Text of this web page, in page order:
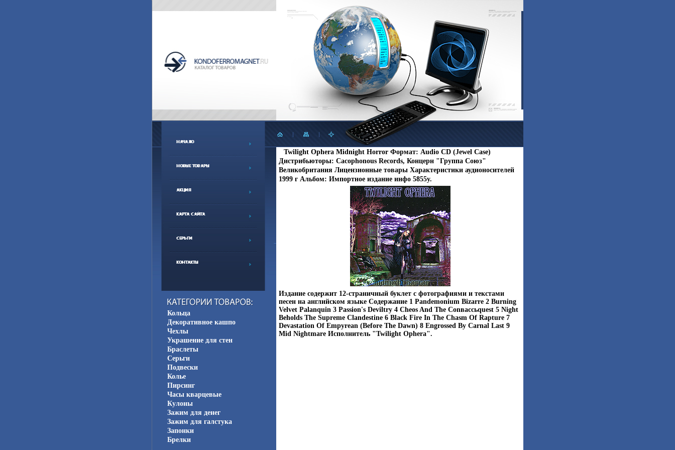
Кольца
Декоративное кашпо
Чехлы
Украшение для стен
Браслеты
Серьги
Подвески
Колье
Пирсинг
Часы кварцевые
Кулоны
Зажим для денег
Зажим для галстука
Запонки
Брелки
Twilight Ophera Midnight Horror Формат: Audio CD (Jewel Case)
Дистрибьюторы: Cacophonous Records, Концерн "Группа Союз"
Великобритания Лицензионные товары Характеристики аудионосителей
1999 г Альбом: Импортное издание инфо 5855y.
Издание содержит 12-страничный буклет с фотографиями и текстами
песен на английском языке Содержание 1 Pandemonium Bizarre 2 Burning
Velvet Palanquin 3 Passion's Deviltry 4 Cheos And The Conвассьquest 5 Night
Beholds The Supreme Clandestine 6 Black Fire In The Chasm Of Rapture 7
Devastation Of Empyrean (Before The Dawn) 8 Engrossed By Carnal Last 9
Mid Nightmare Исполнитель "Twilight Ophera".